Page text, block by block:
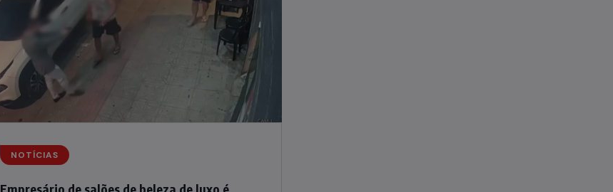
NOTÍCIAS
Empresário de salões de beleza de luxo é